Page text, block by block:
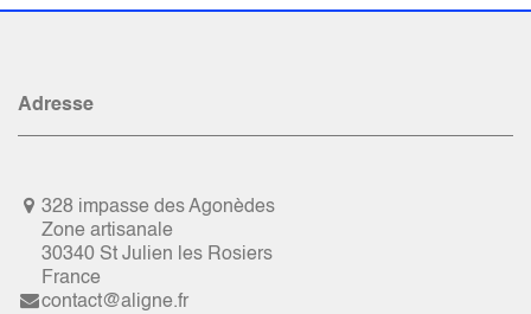
Adresse
328 impasse des Agonèdes
Zone artisanale
30340 St Julien les Rosiers
France
contact@aligne.fr